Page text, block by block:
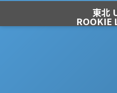
東北
ROOKIE